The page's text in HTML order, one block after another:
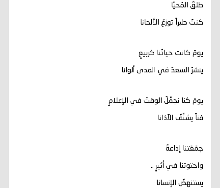
طلقَ المُحيّا
كنتَ طيراً توزعُ الألحانا
يومَ كانت حياتُنا كربيعٍ
ينشرُ السعدَ في المدى ألوانا
يومَ كنا نجمِّلُ الوقتَ في الإعلامِ
فناً يشنِّفُ الآذانا
جمَعَتنا إذاعةٌ
واحتوتنا في أثيرٍ ..
يستنهضُ الإنسانا